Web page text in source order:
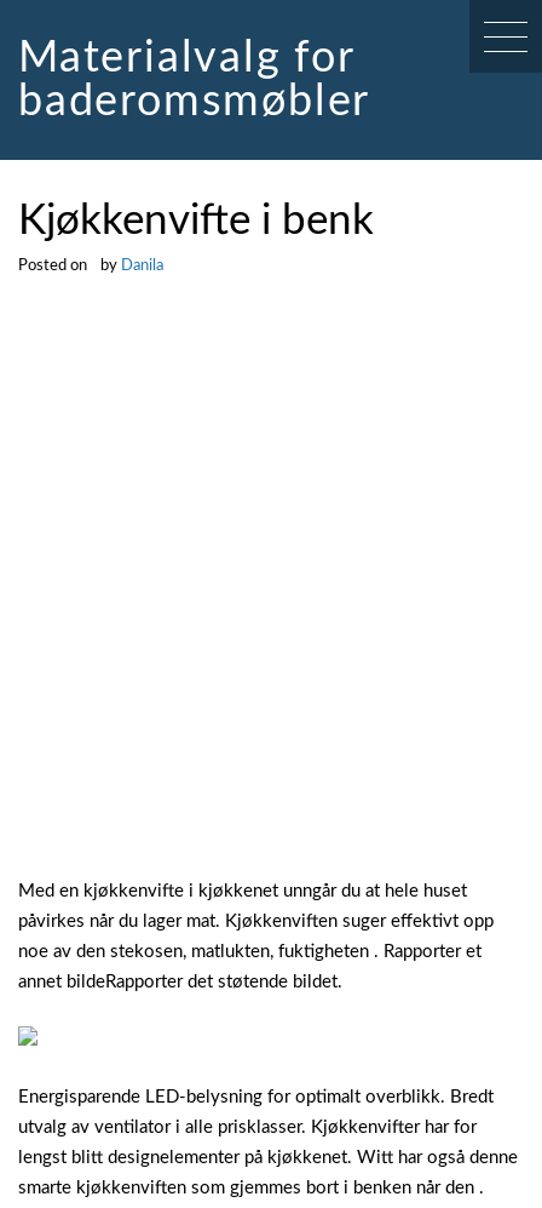
contentMaterialvalg for
baderomsmøbler
Kjøkkenvifte i benk
Posted on by Danila
Med en kjøkkenvifte i kjøkkenet unngår du at hele huset
påvirkes når du lager mat. Kjøkkenviften suger effektivt opp
noe av den stekosen, matlukten, fuktigheten . Rapporter et
annet bildeRapporter det støtende bildet.
Energisparende LED-belysning for optimalt overblikk. Bredt
utvalg av ventilator i alle prisklasser. Kjøkkenvifter har for
lengst blitt designelementer på kjøkkenet. Witt har også denne
smarte kjøkkenviften som gjemmes bort i benken når den .